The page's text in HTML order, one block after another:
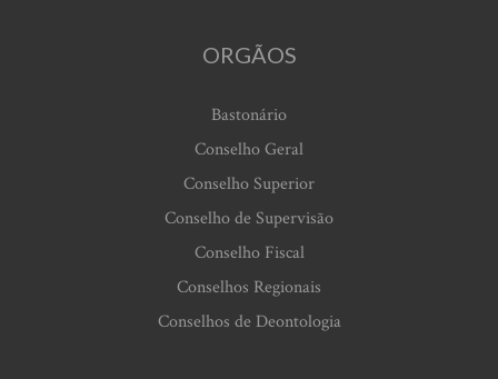
ORGÃOS
Bastonário
Conselho Geral
Conselho Superior
Conselho de Supervisão
Conselho Fiscal
Conselhos Regionais
Conselhos de Deontologia